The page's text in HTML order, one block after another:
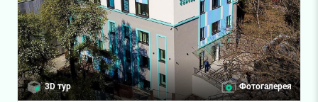
3D тур Фотогалерея